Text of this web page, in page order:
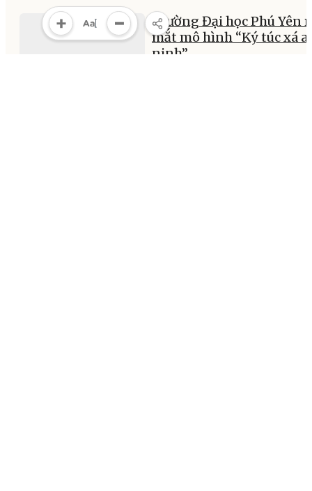
Trường Đại học Phú Yên
mắt mô hình “Ký túc xá
ninh”